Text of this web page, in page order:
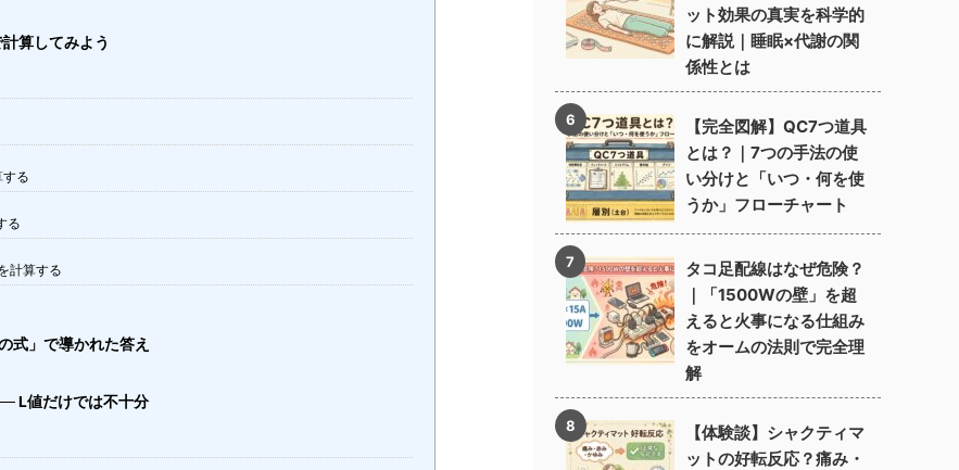
算してみよう
る
る
計算する
式」で導かれた答え
L値だけでは不十分
ット効果の真実を科学的
に解説｜睡眠×代謝の関
係性とは
【完全図解】QC7つ道具
とは？｜7つの手法の使
い分けと「いつ・何を使
うか」フローチャート
タコ足配線はなぜ危険？
｜「1500Wの壁」を超
えると火事になる仕組み
をオームの法則で完全理
解
【体験談】シャクティマ
ットの好転反応？痛み・